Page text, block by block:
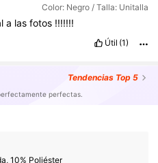
Color: Negro / Talla: Unitalla
a lasfotos !!!!!!!
Útil (1)
Tendencias Top 5
perfectas.
10% Poliéster